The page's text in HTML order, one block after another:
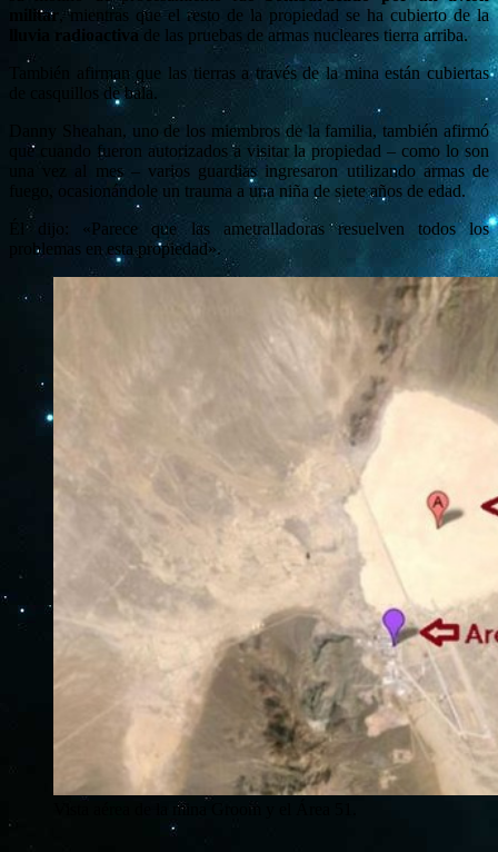
militar , mientras que el resto de la propiedad se ha cubierto de la
lluvia radioactiva de las pruebas de armas nucleares tierra arriba.
También afirman que las tierras a través de la mina están cubiertas
de casquillos de bala.
Danny Sheahan, uno de los miembros de la familia, también afirmó
que cuando fueron autorizados a visitar la propiedad – como lo son
una vez al mes – varios guardias ingresaron utilizando armas de
fuego, ocasionándole un trauma a una niña de siete años de edad.
Él dijo: «Parece que las ametralladoras resuelven todos los
problemas en esta propiedad».
Vista aérea de la mina Groom y el Área 51.